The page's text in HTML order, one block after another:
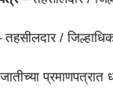
/
प्रमाणपत्रात